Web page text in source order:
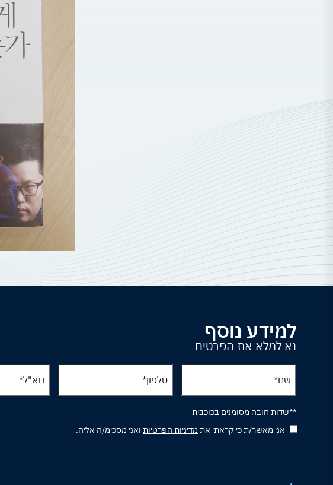
למידע נוסף
נא למלא את הפרטים
אני מאשר/ת כי קראתי את מדיניות הפרטיות ואני מסכימ/ה אליה.
**שדות חובה מסומנים בכוכבית